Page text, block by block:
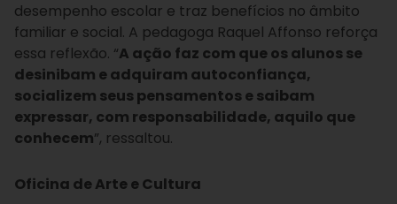
desempenho escolar e traz benefícios no âmbito
familiar e social. A pedagoga Raquel Affonso reforça
essa reflexão. “A ação faz com que os alunos se
desinibam e adquiram autoconfiança,
socializem seus pensamentos e saibam
expressar, com responsabilidade, aquilo que
conhecem”, ressaltou.
Oficina de Arte e Cultura